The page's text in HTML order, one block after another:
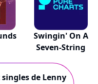
Swingin' On A
Seven-String
de Lenny